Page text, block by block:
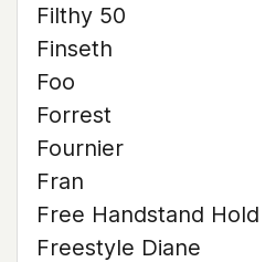
Filthy 50
Finseth
Foo
Forrest
Fournier
Fran
Free Handstand Hold
Freestyle Diane